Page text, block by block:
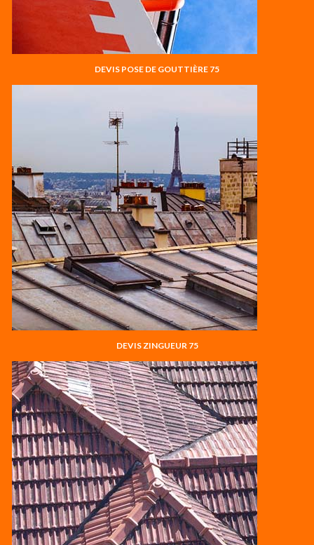
DEVIS POSE DE GOUTTIÈRE 75
DEVIS ZINGUEUR 75